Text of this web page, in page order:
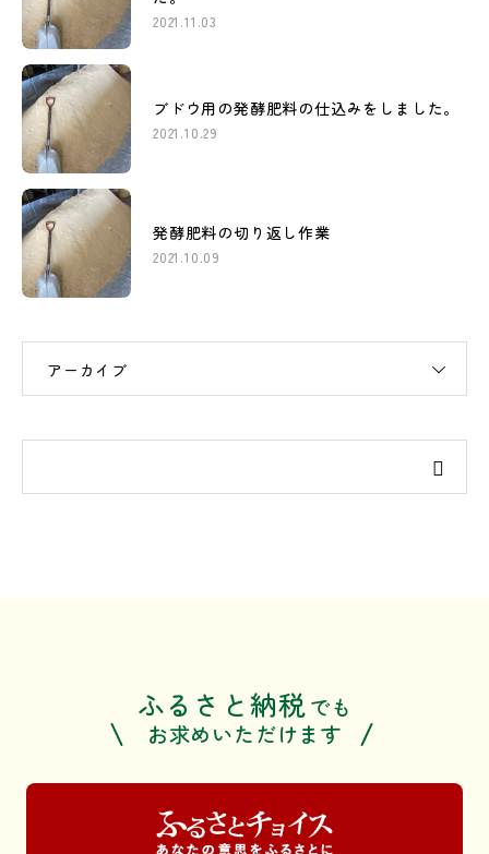
2021.11.03
ブドウ用の発酵肥料の仕込みをしました。
2021.10.29
発酵肥料の切り返し作業
2021.10.09
アーカイブ
ふるさと納税でも
お求めいただけます